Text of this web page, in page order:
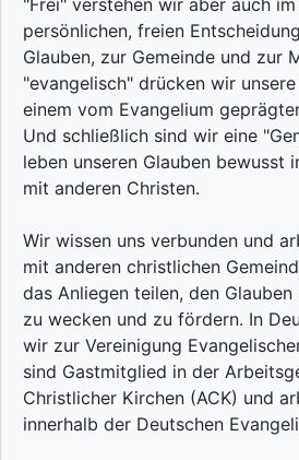
"Frei" verstehen wir aber auch
persönlichen, freien
Glauben, zur Gemeinde und zur
"evangelisch" drücken wir
einem vom Evangelium
Und schließlich sind wir eine
leben unseren Glauben bewusst
mit anderen Christen.
Wir wissen uns verbunden und
mit anderen christlichen
das Anliegen teilen, den
zu wecken und zu fördern. In
wir zur Vereinigung
sind Gastmitglied in der
Christlicher Kirchen (ACK) und
innerhalb der Deutschen